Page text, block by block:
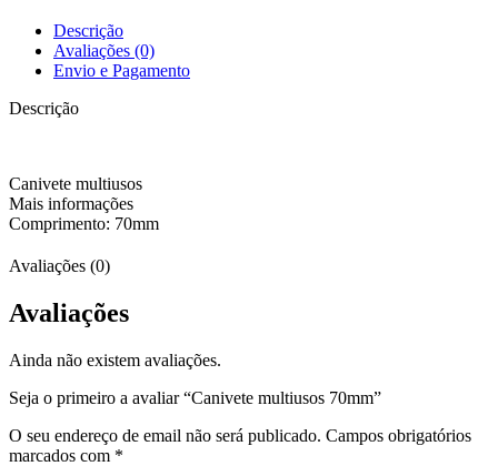
Descrição
Avaliações (0)
Envio e Pagamento
Descrição
Canivete multiusos
Mais informações
Comprimento: 70mm
Avaliações (0)
Avaliações
Ainda não existem avaliações.
Seja o primeiro a avaliar “Canivete multiusos 70mm”
O seu endereço de email não será publicado. Campos obrigatórios
marcados com *